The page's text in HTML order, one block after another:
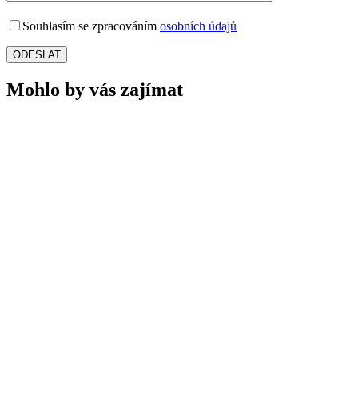
Souhlasím se zpracováním osobních údajů
Mohlo by vás zajímat